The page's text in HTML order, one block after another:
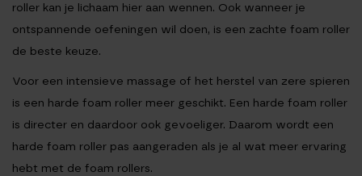
roller kan je lichaam hier aan wennen. Ook wanneer je
ontspannende oefeningen wil doen, is een zachte foam roller
de beste keuze.
Voor een intensieve massage of het herstel van zere spieren
is een harde foam roller meer geschikt. Een harde foam roller
is directer en daardoor ook gevoeliger. Daarom wordt een
harde foam roller pas aangeraden als je al wat meer ervaring
hebt met de foam rollers.